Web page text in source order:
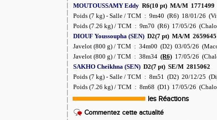
MOUTOUSSAMY Eddy R6(10 pt) MA/M 1771499
Poids (7 kg) - Salle / TCM : 9m40 (R6) 18/01/26
Poids (7.26 kg) / TCM : 9m70 (R6) 17/05/26
DIOUF Youssoupha (SEN) D2(7 pt) MA/M
Javelot (800 g) / TCM : 34m00 (D2) 03/05/26
Javelot (800 g) / TCM : 38m34 (R6) 17/05/26
SAKHO Cheikhna (SEN) D2(7 pt) SE/M 2815062
Poids (7 kg) - Salle / TCM : 8m51 (D2) 20/12/25
Poids (7.26 kg) / TCM : 8m68 (D1) 17/05/26
les Réactions
Commentez cette actualité